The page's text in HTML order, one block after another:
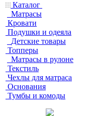
Каталог
Матрасы
Кровати
Подушки и одеяла
Детские товары
Топперы
Матрасы в рулоне
Текстиль
Чехлы для матраса
Основания
Тумбы и комоды